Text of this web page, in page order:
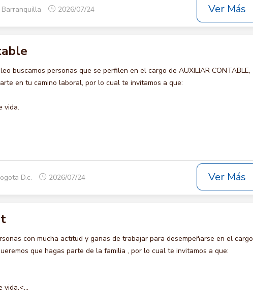
2026/07/24 Ver Más
buscamos personas que se perfilen en el cargo de AUXILIAR CONTABLE,
en tu camino laboral, por lo cual te invitamos a que:
vida.
D.c. 2026/07/24 Ver Más
con mucha actitud y ganas de trabajar para desempeñarse en el cargo
que hagas parte de la familia , por lo cual te invitamos a que:
vida.<...